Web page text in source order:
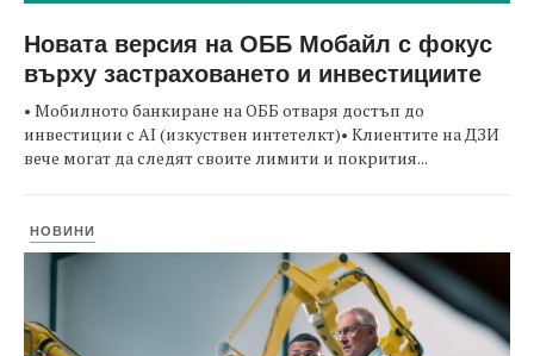
Новата версия на ОББ Мобайл с фокус
върху застраховането и инвестициите
• Мобилното банкиране на ОББ отваря достъп до
инвестиции с AI (изкуствен интетелкт)• Клиентите на ДЗИ
вече могат да следят своите лимити и покрития...
НОВИНИ